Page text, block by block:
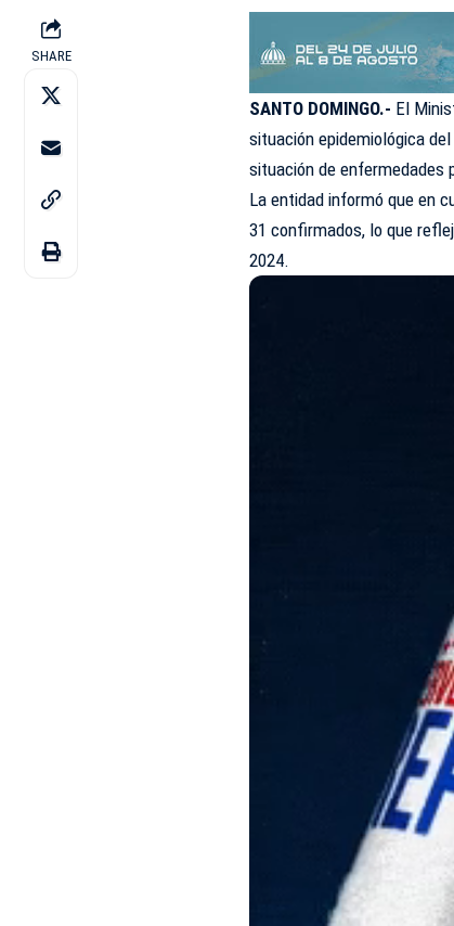
SHARE
SANTO DOMINGO.- El
situación epidemiológica
situación de enfermedades
La entidad informó que en
31 confirmados, lo que
2024.